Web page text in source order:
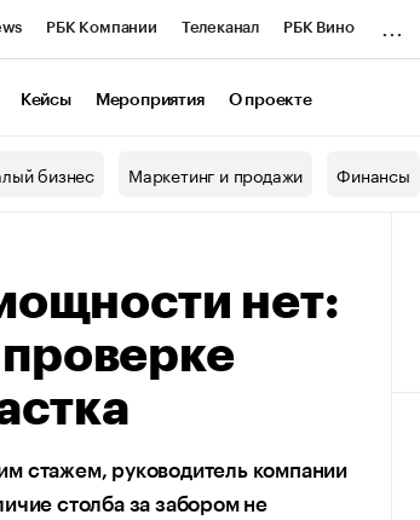
РБК Компании Телеканал РБК Вино
Кейсы Мероприятия О проекте
бизнес Маркетинг и продажи Финансы
нет:
стажем, руководитель компании
столба за забором не